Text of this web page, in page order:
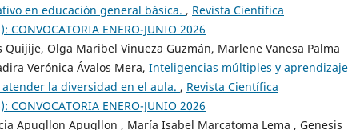
en educación general básica. , Revista Científica
ENERO-JUNIO 2026
Olga Maribel Vinueza Guzmán, Marlene Vanesa Palma
Verónica Ávalos Mera, Inteligencias múltiples y aprendizaje
la diversidad en el aula. , Revista Científica
ENERO-JUNIO 2026
Apugllon Apugllon , María Isabel Marcatoma Lema , Genesis